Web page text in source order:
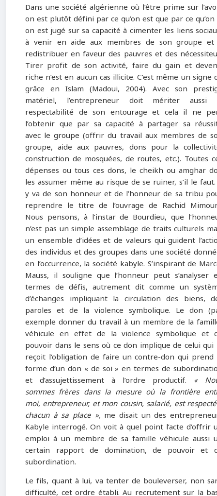
Dans une société algérienne où l’être prime sur
on est plutôt défini par ce qu’on est que par ce qu’on
on est jugé sur sa capacité à cimenter les liens
à venir en aide aux membres de son groupe
redistribuer en faveur des pauvres et des
Tirer profit de son activité, faire du gain et
riche n’est en aucun cas illicite. C’est même un signe
grâce en Islam (Madoui, 2004). Avec son
matériel, l’entrepreneur doit mériter aussi
respectabilité de son entourage et cela il ne
l’obtenir que par sa capacité à partager sa
avec le groupe (offrir du travail aux membres de
groupe, aide aux pauvres, dons pour la
construction de mosquées, de routes, etc.). Toutes
dépenses ou tous ces dons, le cheikh ou amghar
les assumer même au risque de se ruiner, s’il le
y va de son honneur et de l’honneur de sa tribu
reprendre le titre de l’ouvrage de Rachid
Nous pensons, à l’instar de Bourdieu, que
n’est pas un simple assemblage de traits culturels
un ensemble d’idées et de valeurs qui guident
des individus et des groupes dans une société
en l’occurrence, la société kabyle. S’inspirant de
Mauss, il souligne que l’honneur peut s’analyser
termes de défis, autrement dit comme un
d’échanges impliquant la circulation des biens,
paroles et de la violence symbolique. Le don
exemple donner du travail à un membre de la
véhicule en effet de la violence symbolique et
pouvoir dans le sens où ce don implique de celui qui
reçoit l’obligation de faire un contre-don qui prend
forme d’un don « de soi » en termes de
et d’assujettissement à l’ordre productif. «
sommes frères dans la mesure où la frontière
moi, entrepreneur, et mon cousin, salarié, est
chacun à sa place »,me disait un des
Kabyle interrogé. On voit à quel point l’acte d’offrir
emploi à un membre de sa famille véhicule aussi
certain rapport de domination, de pouvoir et
subordination.
Le fils, quant à lui, va tenter de bouleverser, non
difficulté, cet ordre établi. Au recrutement sur la